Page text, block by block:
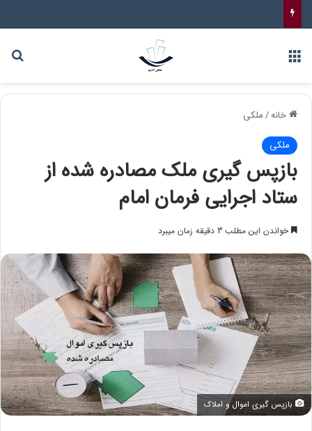
خانه/ملکی
ملکی
بازپس گیری ملک مصادره شده از
ستاد اجرایی فرمان امام
خواندن این مطلب 3 دقیقه زمان میبرد
بازپس گیری اموال و املاک